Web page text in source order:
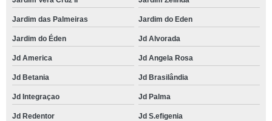
Jardim das Palmeiras Jardim do Eden
Jardim do Éden Jd Alvorada
Jd America Jd Angela Rosa
Jd Betania Jd Brasilândia
Jd Integraçao Jd Palma
Jd Redentor Jd S.efigenia